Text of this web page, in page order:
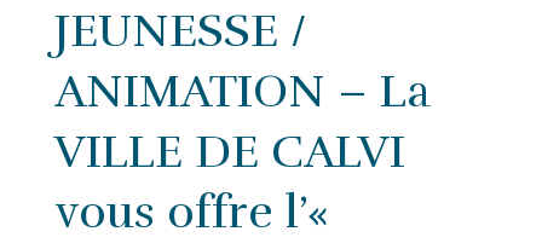
JEUNESSE /
ANIMATION – La
VILLE DE CALVI
vous offre l’«